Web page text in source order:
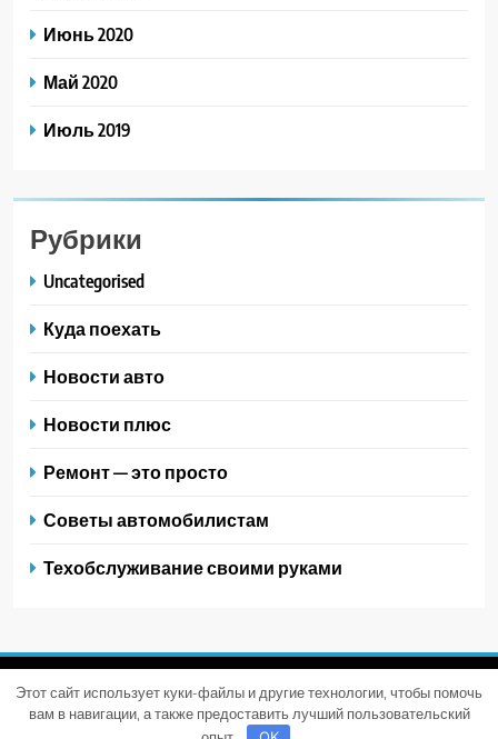
Июнь 2020
Май 2020
Июль 2019
Рубрики
Uncategorised
Куда поехать
Новости авто
Новости плюс
Ремонт — это просто
Советы автомобилистам
Техобслуживание своими руками
Trendy News - новостная тема для WordPress. Все права
защищены 2026. Powered ByBlazeThemes.
Этот сайт использует куки-файлы и другие технологии, чтобы помочь
вам в навигации, а также предоставить лучший пользовательский